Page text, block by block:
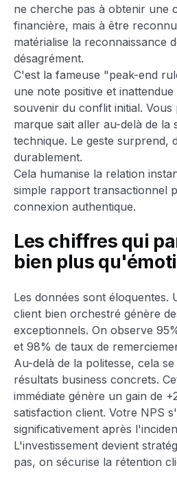
ne cherche pas à obtenir une
financière, mais à être
matérialise la reconnaissance
désagrément.
C'est la fameuse "peak-end
une note positive et
souvenir du conflit initial.
marque sait aller au-delà de la
technique. Le geste surprend,
durablement.
Cela humanise la relation
simple rapport transactionnel
connexion authentique.
Les chiffres qui
bien plus
Les données sont éloquentes.
client bien orchestré génère
exceptionnels. On observe
et 98% de taux de
Au-delà de la politesse, cela
résultats business concrets.
immédiate génère un gain de
satisfaction client. Votre NPS
significativement après
L'investissement devient
pas, on sécurise la rétention